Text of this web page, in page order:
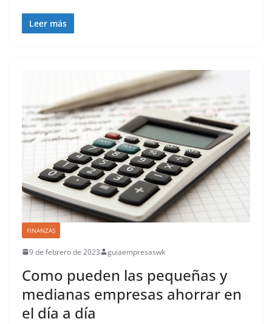
Leer más
FINANZAS
9 de febrero de 2023 guiaempresaswk
Como pueden las pequeñas y
medianas empresas ahorrar en
el día a día